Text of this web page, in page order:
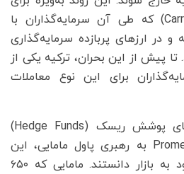
معاملات حمل (Carry Trade) که طی آن سرمایه‌گذاران با
و در ارزهای پر‌بازده سرمایه‌گذاری
تا پیش از این بحران، ترکیه یکی از
برای این نوع معاملات
در این شرایط، صندوق‌های پوشش ریسک (Hedge Funds)
مانند Promeritum Investment به رهبری پاول مامایی، این
سقوط را فرصتی برای ورود به بازار دانستند. مامایی که ۶۵۰